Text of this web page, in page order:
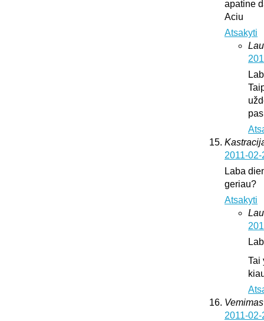
apatine
Aciu
Atsakyti
2011-
Laba
geriau?
Atsakyti
Tai
Vemimas
2011-